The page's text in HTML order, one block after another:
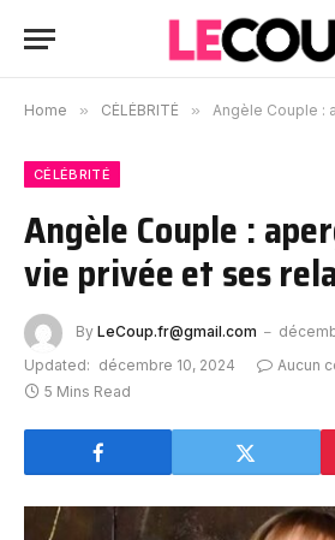
Home » CÉLÉBRITÉ » Angèle Couple :
CÉLÉBRITÉ
Angèle Couple :
vie privée et ses
By LeCoup.fr@gmail.com
Updated: décembre 10, 2024
Aucun
5 Mins Read